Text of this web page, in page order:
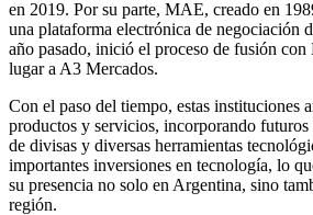
en 2019. Por su parte, MAE, creado en
una plataforma electrónica de negociación
año pasado, inició el proceso de fusión
lugar a A3 Mercados.
Con el paso del tiempo, estas instituciones
productos y servicios, incorporando
de divisas y diversas herramientas
importantes inversiones en tecnología, lo
su presencia no solo en Argentina, sino
región.